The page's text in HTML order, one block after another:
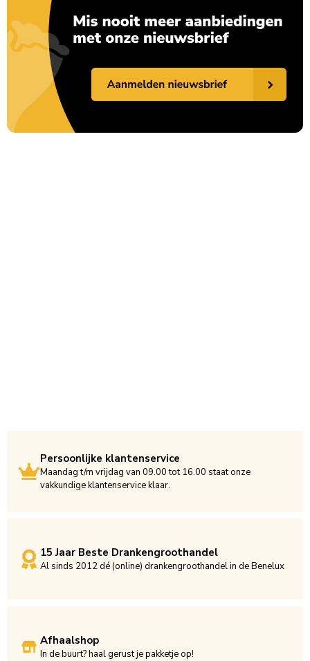
Persoonlijke klantenservice
Maandag t/m vrijdag van 09.00 tot 16.00 staat onze
vakkundige klantenservice klaar.
15 Jaar Beste Drankengroothandel
Al sinds 2012 dé (online) drankengroothandel in de Benelux
Afhaalshop
In de buurt? haal gerust je pakketje op!